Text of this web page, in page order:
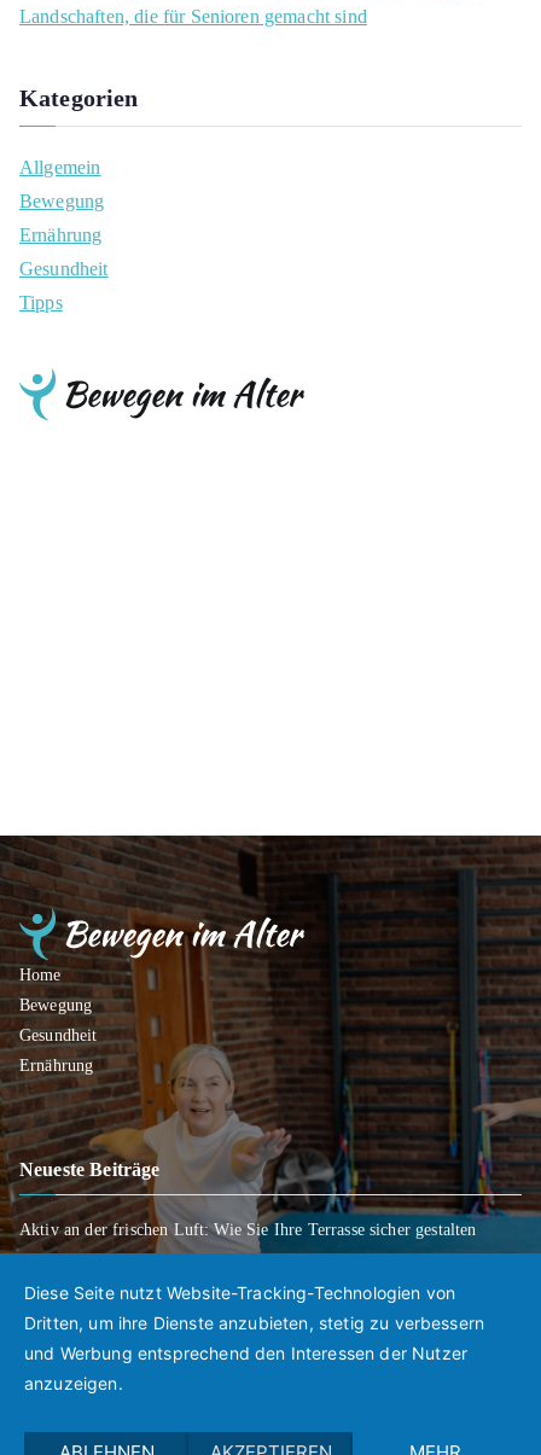
Landschaften, die für Senioren gemacht sind
Kategorien
Allgemein
Bewegung
Ernährung
Gesundheit
Tipps
Home
Bewegung
Gesundheit
Ernährung
Neueste Beiträge
Aktiv an der frischen Luft: Wie Sie Ihre Terrasse sicher gestalten
klar regeln
Mobil bleiben trotz Rückschlägen: So gelingt der Weg zurück in den
Alltag
Diese Seite nutzt Website-Tracking-Technologien von
Dritten, um ihre Dienste anzubieten, stetig zu verbessern
und Werbung entsprechend den Interessen der Nutzer
anzuzeigen.